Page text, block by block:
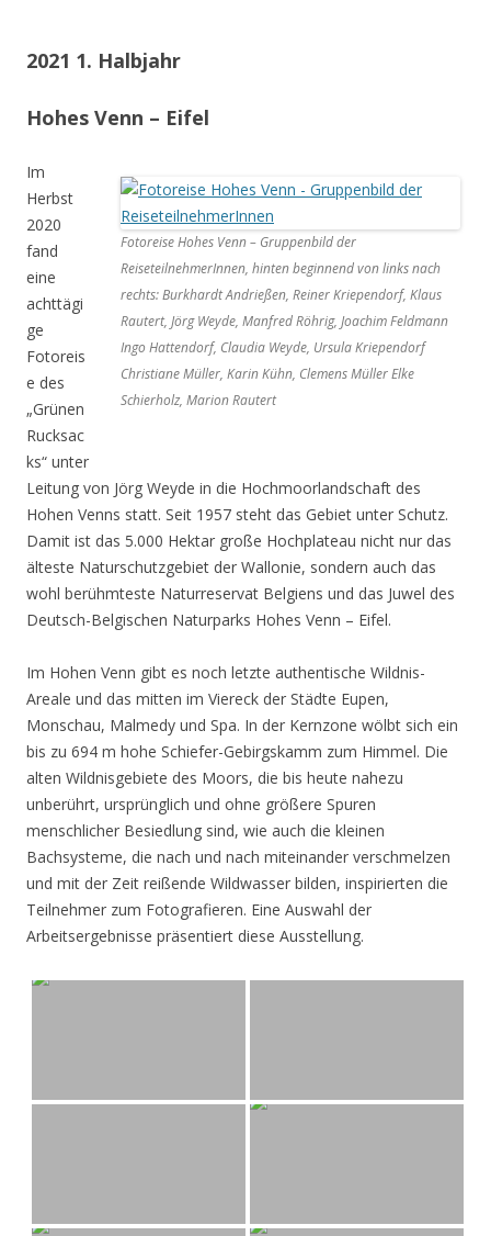
2021 1. Halbjahr
Hohes Venn – Eifel
Fotoreise Hohes Venn – Gruppenbild der
ReiseteilnehmerInnen, hinten beginnend von links nach
rechts: Burkhardt Andrießen, Reiner Kriependorf, Klaus
Rautert, Jörg Weyde, Manfred Röhrig, Joachim Feldmann
Ingo Hattendorf, Claudia Weyde, Ursula Kriependorf
Christiane Müller, Karin Kühn, Clemens Müller Elke
Schierholz, Marion Rautert
Im
Herbst
2020
fand
eine
achttägi
ge
Fotoreis
e des
„Grünen
Rucksac
ks“ unter
Leitung von Jörg Weyde in die Hochmoorlandschaft des
Hohen Venns statt. Seit 1957 steht das Gebiet unter Schutz.
Damit ist das 5.000 Hektar große Hochplateau nicht nur das
älteste Naturschutzgebiet der Wallonie, sondern auch das
wohl berühmteste Naturreservat Belgiens und das Juwel des
Deutsch-Belgischen Naturparks Hohes Venn – Eifel.
Im Hohen Venn gibt es noch letzte authentische Wildnis-
Areale und das mitten im Viereck der Städte Eupen,
Monschau, Malmedy und Spa. In der Kernzone wölbt sich ein
bis zu 694 m hohe Schiefer-Gebirgskamm zum Himmel. Die
alten Wildnisgebiete des Moors, die bis heute nahezu
unberührt, ursprünglich und ohne größere Spuren
menschlicher Besiedlung sind, wie auch die kleinen
Bachsysteme, die nach und nach miteinander verschmelzen
und mit der Zeit reißende Wildwasser bilden, inspirierten die
Teilnehmer zum Fotografieren. Eine Auswahl der
Arbeitsergebnisse präsentiert diese Ausstellung.